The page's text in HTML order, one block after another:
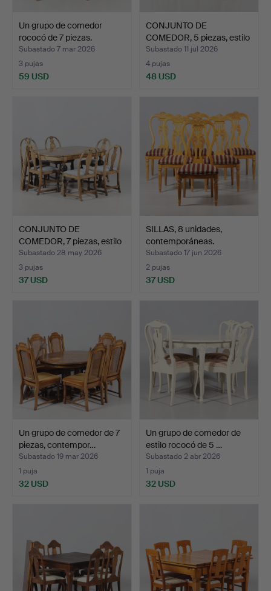
Un grupo de comedor
rococó de 7 piezas.
Subastado 7 mar 2026
3 pujas
59 USD
CONJUNTO DE
COMEDOR, 5 piezas, estilo
gust…
Subastado 11 jul 2026
4 pujas
48 USD
CONJUNTO DE
COMEDOR, 7 piezas, estilo
barr…
Subastado 28 may 2026
3 pujas
37 USD
SILLAS, 8 unidades,
contemporáneas.
Subastado 17 jun 2026
2 pujas
37 USD
Un grupo de comedor de 7
piezas, contempor…
Subastado 19 mar 2026
1 puja
32 USD
Un grupo de comedor de
estilo rococó de 5 …
Subastado 2 abr 2026
1 puja
32 USD